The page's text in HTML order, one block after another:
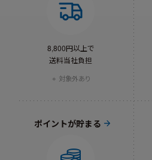
8,800円以上で
送料当社負担
対象外あり
ポイントが貯まる